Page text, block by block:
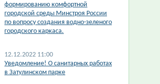
формированию комфортной
городской среды Минстроя России
по вопросу создания водно-зеленого
городского каркаса.
12.12.2022 11:00
​Уведомление! О санитарных работах
в Затулинском парке